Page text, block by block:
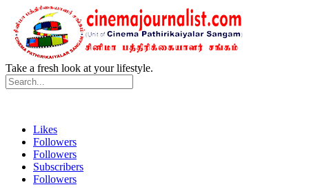
Take a fresh look at your lifestyle.
Likes
Followers
Followers
Subscribers
Followers